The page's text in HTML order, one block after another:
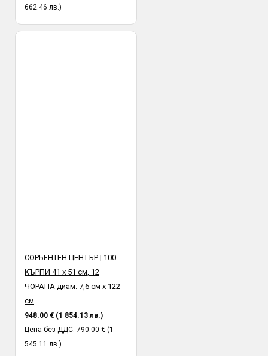
662.46 лв.)
СОРБЕНТЕН ЦЕНТЪР | 100
КЪРПИ 41 х 51 см, 12
ЧОРАПА диам. 7,6 см х 122
см
948.00 € (1 854.13 лв.)
Цена без ДДС: 790.00 € (1
545.11 лв.)